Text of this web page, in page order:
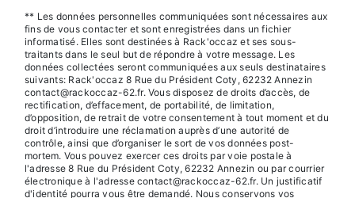
** Les données personnelles communiquées sont nécessaires aux
fins de vous contacter et sont enregistrées dans un fichier
informatisé. Elles sont destinées à Rack'occaz et ses sous-
traitants dans le seul but de répondre à votre message. Les
données collectées seront communiquées aux seuls destinataires
suivants: Rack'occaz 8 Rue du Président Coty, 62232 Annezin
contact@rackoccaz-62.fr. Vous disposez de droits d’accès, de
rectification, d’effacement, de portabilité, de limitation,
d’opposition, de retrait de votre consentement à tout moment et du
droit d’introduire une réclamation auprès d’une autorité de
contrôle, ainsi que d’organiser le sort de vos données post-
mortem. Vous pouvez exercer ces droits par voie postale à
l'adresse 8 Rue du Président Coty, 62232 Annezin ou par courrier
électronique à l'adresse contact@rackoccaz-62.fr. Un justificatif
d'identité pourra vous être demandé. Nous conservons vos